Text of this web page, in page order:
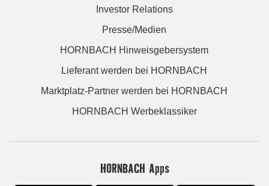
Investor Relations
Presse/Medien
HORNBACH Hinweisgebersystem
Lieferant werden bei HORNBACH
Marktplatz-Partner werden bei HORNBACH
HORNBACH Werbeklassiker
HORNBACH Apps